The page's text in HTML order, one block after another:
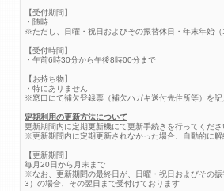
【受付期間】
・随時
※ただし、日曜・祝日およびその振替休日・年末年始
【受付時間】
・午前6時30分から午後8時00分まで
【お持ち物】
・特にありません
※窓口にて補欠登録票（補欠ハガキ送付先住所等）を
定期利用の更新方法について
更新期間内に定期更新機にて更新手続きを行ってくださ
※更新期間内に定期更新されなかった場合、自動的に
【更新期間】
毎月20日から月末まで
※なお、更新期間の最終日が、日曜・祝日およびその
3）の場合、その翌日まで受付けております